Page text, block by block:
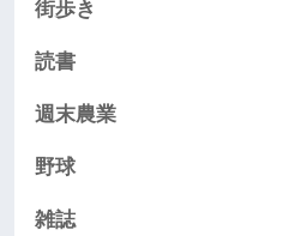
街歩き
読書
週末農業
野球
雑誌